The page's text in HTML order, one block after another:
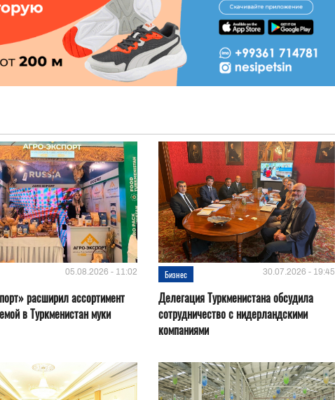
05.08.2026 - 11:02
расширил ассортимент
в Туркменистан муки
Бизнес 30.07.2026 - 19:45
Делегация Туркменистана обсудила
сотрудничество с нидерландскими
компаниями